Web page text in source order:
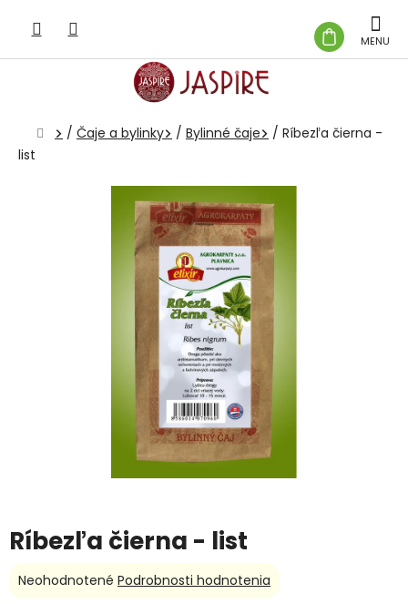
obsah
KOŠÍK
Domov
/ Čaje a bylinky / Bylinné čaje / Ríbezľa čierna -
list
Ríbezľa čierna - list
Priemerné
Neohodnotené Podrobnosti hodnotenia